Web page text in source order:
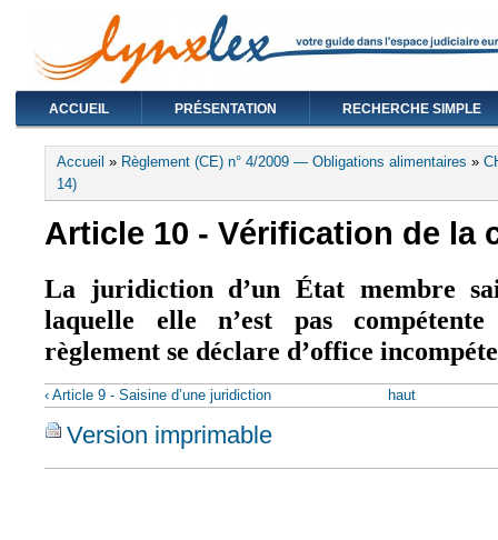
ACCUEIL PRÉSENTATION RECHERCHE SIMPLE
Vous êtes ici
Accueil » Règlement (CE) n° 4/2009 — Obligations alimentaires »
14)
Article 10 - Vérification de la
La juridiction d’un État membre
laquelle elle n’est pas
règlement se déclare d’office
‹ Article 9 - Saisine d’une juridiction haut
Version imprimable